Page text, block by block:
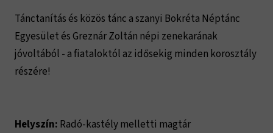
Tánctanítás és közös tánc a szanyi Bokréta Néptánc
Egyesület és Greznár Zoltán népi zenekarának
jóvoltából - a fiataloktól az idősekig minden korosztály
részére!
Helyszín: Radó-kastély melletti magtár